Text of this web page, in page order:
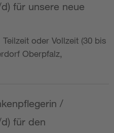
für unsere neue
oder Vollzeit (30 bis
Oberpfalz,
/
für den